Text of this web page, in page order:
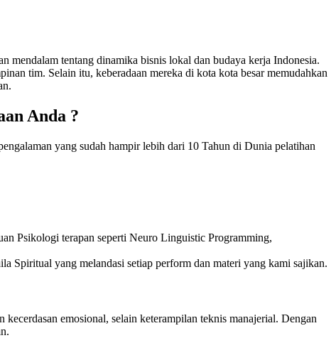
mendalam tentang dinamika bisnis lokal dan budaya kerja Indonesia.
tim. Selain itu, keberadaan mereka di kota kota besar memudahkan
Anda ?
yang sudah hampir lebih dari 10 Tahun di Dunia pelatihan
Psikologi terapan seperti Neuro Linguistic Programming,
Spiritual yang melandasi setiap perform dan materi yang kami sajikan.
emosional, selain keterampilan teknis manajerial. Dengan